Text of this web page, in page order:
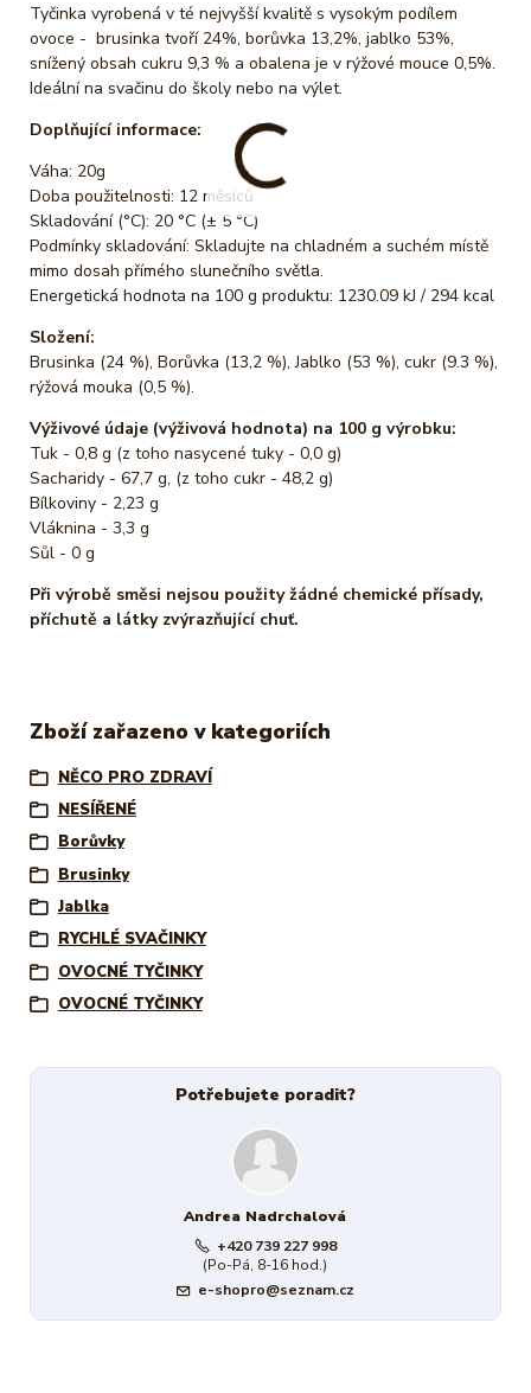
Tyčinka vyrobená v té nejvyšší kvalitě s vysokým podílem
ovoce - brusinka tvoří 24%, borůvka 13,2%, jablko 53%,
snížený obsah cukru 9,3 % a obalena je v rýžové mouce 0,5%.
Ideální na svačinu do školy nebo na výlet.
Doplňující informace:
Váha: 20g
Doba použitelnosti: 12 měsíců
Skladování (°C): 20 °C (± 5 °C)
Podmínky skladování: Skladujte na chladném a suchém místě
mimo dosah přímého slunečního světla.
Energetická hodnota na 100 g produktu: 1230.09 kJ / 294 kcal
Složení:
Brusinka (24 %), Borůvka (13,2 %), Jablko (53 %), cukr (9.3 %),
rýžová mouka (0,5 %).
Výživové údaje (výživová hodnota) na 100 g výrobku:
Tuk - 0,8 g (z toho nasycené tuky - 0,0 g)
Sacharidy - 67,7 g, (z toho cukr - 48,2 g)
Bílkoviny - 2,23 g
Vláknina - 3,3 g
Sůl - 0 g
Při výrobě směsi nejsou použity žádné chemické přísady,
příchutě a látky zvýrazňující chuť.
Zboží zařazeno v kategoriích
NĚCO PRO ZDRAVÍ
NESÍŘENÉ
Borůvky
Brusinky
Jablka
RYCHLÉ SVAČINKY
OVOCNÉ TYČINKY
OVOCNÉ TYČINKY
Potřebujete poradit?
Andrea Nadrchalová
+420 739 227 998
(Po-Pá, 8-16 hod.)
e-shopro@seznam.cz